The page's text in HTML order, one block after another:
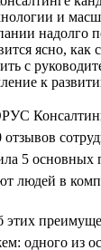
и
надолго
ясно, как
с
к
5 основных
людей в
одного из